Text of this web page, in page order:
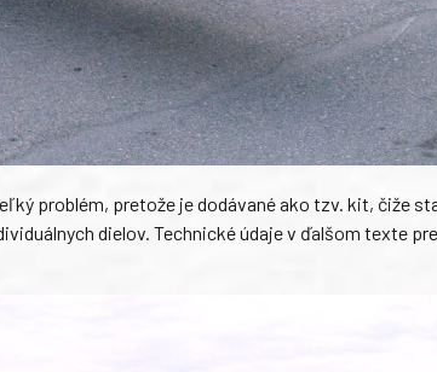
problém, pretože je dodávané ako tzv. kit, čiže
dielov. Technické údaje v ďalšom texte